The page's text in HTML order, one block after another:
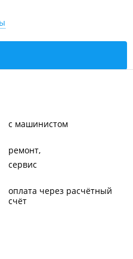
с машинистом
ремонт
сервис
оплата через расчётный
счёт